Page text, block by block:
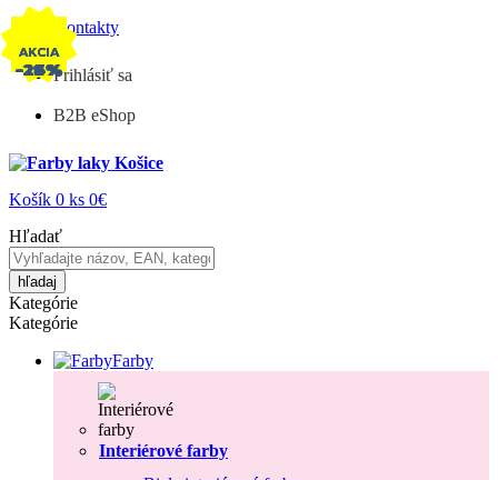
Kontakty
Prihlásiť sa
B2B eShop
Košík 0 ks 0€
Hľadať
hľadaj
Kategórie
Kategórie
Farby
Interiérové farby
-24%
AKCIA
-19%
AKCIA
-23%
AKCIA